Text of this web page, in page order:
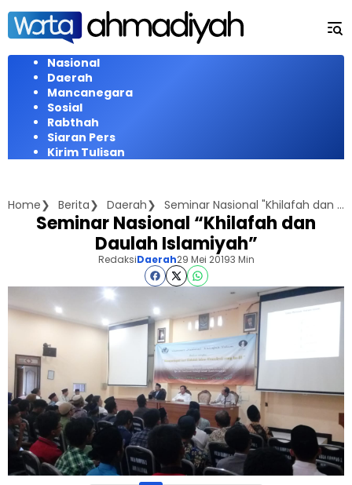
Langsung
konten
Nasional
Daerah
Mancanegara
Sosial
Rabthah
Siaran Pers
Kirim Tulisan
Home Berita Daerah Seminar Nasional "Khilafah dan Daulah Islamiyah"
Seminar Nasional “Khilafah dan
Daulah Islamiyah”
RedaksiDaerah29 Mei 20193 Min